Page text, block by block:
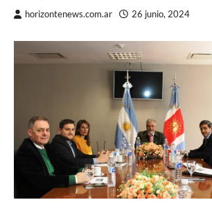
horizontenews.com.ar 26 junio, 2024